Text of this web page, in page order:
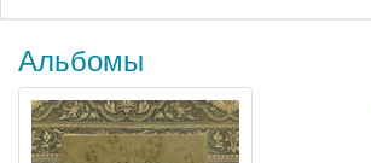
Альбомы